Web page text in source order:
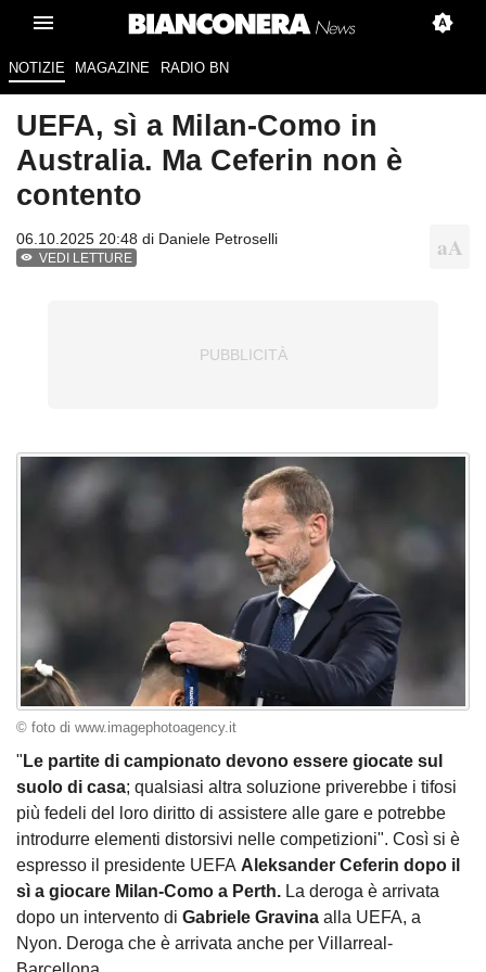
NOTIZIE MAGAZINE RADIO BN
UEFA, sì a Milan-Como in
Australia. Ma Ceferin non è
contento
06.10.2025 20:48 di Daniele Petroselli
VEDI LETTURE
© foto di www.imagephotoagency.it
" Le partite di campionato devono essere giocate sul
suolo di casa; qualsiasi altra soluzione priverebbe i tifosi
più fedeli del loro diritto di assistere alle gare e potrebbe
introdurre elementi distorsivi nelle competizioni". Così si è
espresso il presidente UEFA Aleksander Ceferin dopo il
sì a giocare Milan-Como a Perth. La deroga è arrivata
dopo un intervento di Gabriele Gravina alla UEFA, a
Nyon. Deroga che è arrivata anche per Villarreal-